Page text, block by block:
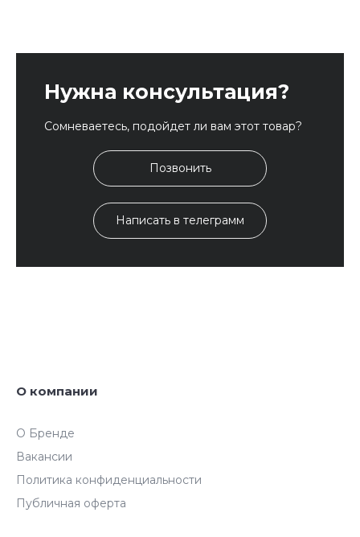
Нужна консультация?
Сомневаетесь, подойдет ли вам этот товар?
Позвонить
Написать в телеграмм
О компании
О Бренде
Вакансии
Политика конфиденциальности
Публичная оферта